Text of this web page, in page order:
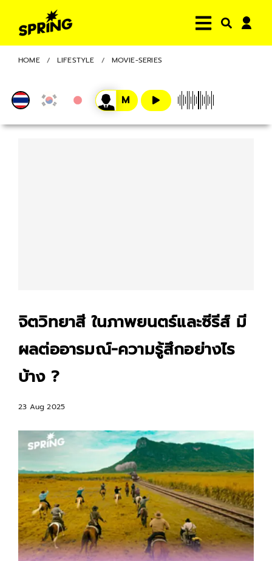
HOME LIFESTYLE MOVIE-SERIES
จิตวิทยาสี ในภาพยนตร์และซีรีส์ มี
ผลต่ออารมณ์-ความรู้สึกอย่างไร
บ้าง ?
23 Aug 2025